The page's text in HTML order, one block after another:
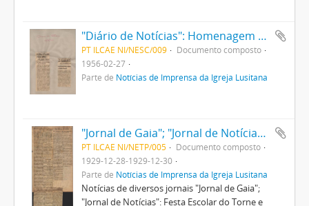
"Diário de Notícias": Homenagem póstuma ao escuteiro eborense; Os escuteiros de Portugal prestam homenagem a Baden Powell
PT ILCAE NI/NESC/009
Documento composto
1956-02-27
Parte de Notícias de Imprensa da Igreja Lusitana
"Jornal de Gaia"; "Jornal de Notícias": Festa Escolar do Torne e Prado; Na Escola do Torne
PT ILCAE NI/NETP/005
Documento composto
1929-12-28-1929-12-30
Parte de Notícias de Imprensa da Igreja Lusitana
Notícias de diversos jornais "Jornal de Gaia";
"Jornal de Notícias": Festa Escolar do Torne e